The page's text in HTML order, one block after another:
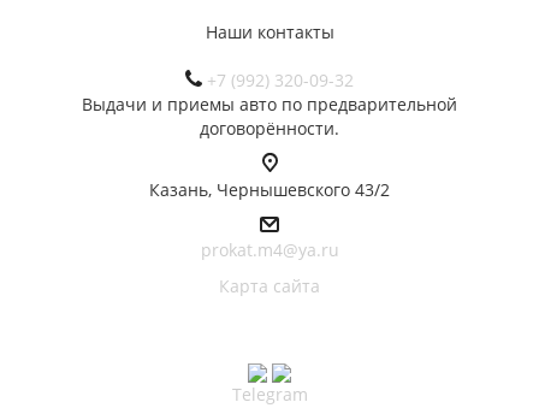
Наши контакты
+7 (992) 320-09-32
Выдачи и приемы авто по предварительной
договорённости.
Казань, Чернышевского 43/2
prokat.m4@ya.ru
Карта сайта
Telegram